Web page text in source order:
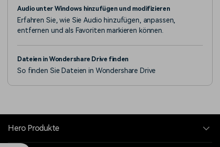
Funktion Auto-Reframe in Wondershare Filmora 10.2 für
Mac! So sparen Sie wertvolle Bearbeitungszeit.
Audio unter Windows hinzufügen und modifizieren
Erfahren Sie, wie Sie Audio hinzufügen, anpassen,
entfernen und als Favoriten markieren können.
Dateien in Wondershare Drive finden
So finden Sie Dateien in Wondershare Drive
Hero Produkte